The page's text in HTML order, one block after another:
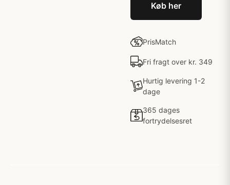
Køb her
PrisMatch
Fri fragt over kr. 349
Hurtig levering 1-2
dage
365 dages
fortrydelsesret